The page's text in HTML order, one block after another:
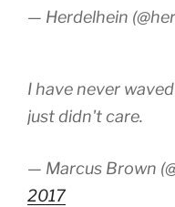
— Herdelhein
I have never
just didn't care.
— Marcus Brown
2017